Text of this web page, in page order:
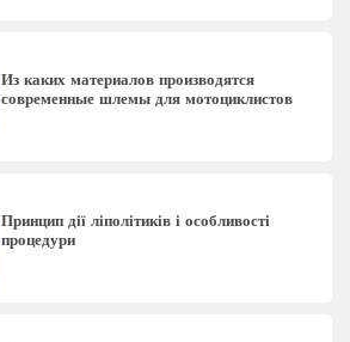
Из каких материалов производятся
современные шлемы для мотоциклистов
Принцип дії ліполітиків і особливості
процедури